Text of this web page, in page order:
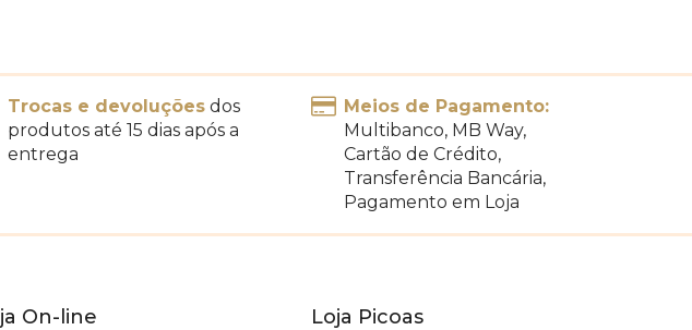
Trocas e devoluções dos
produtos até 15 dias após a
entrega
Meios de Pagamento:
Multibanco, MB Way,
Cartão de Crédito,
Transferência Bancária,
Pagamento em Loja
On-line Loja Picoas